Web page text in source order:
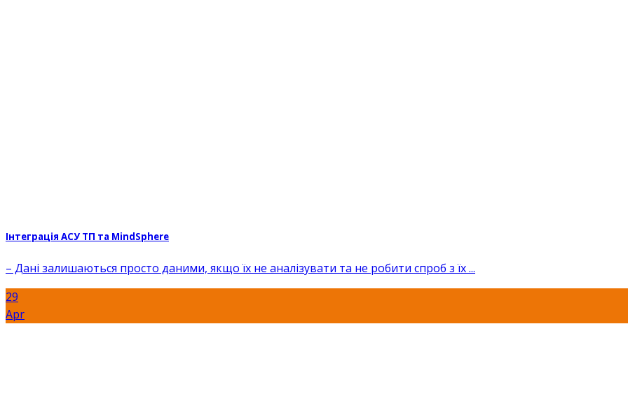
Інтеграція АСУ ТП та MindSphere
– Дані залишаються просто даними, якщо їх не аналізувати та не робити спроб з їх ...
29
Apr